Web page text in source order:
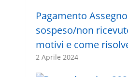
Pagamento
sospeso/non
motivi e come
2 Aprile 2024